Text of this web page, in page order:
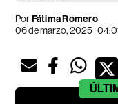
PorFátima Romero
06 de marzo, 2025 |